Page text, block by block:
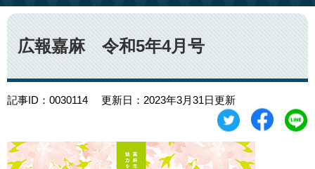
本
文
広報嘉麻 令和5年4月号
記事ID：0030114 更新日：2023年3月31日更新